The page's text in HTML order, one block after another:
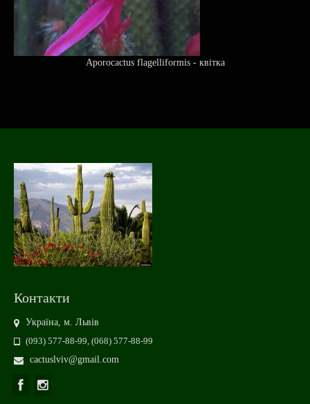
Aporocactus flagelliformis - квітка
Контакти
Україна, м. Львів
(093) 577-88-99, (068) 577-88-99
cactuslviv@gmail.com